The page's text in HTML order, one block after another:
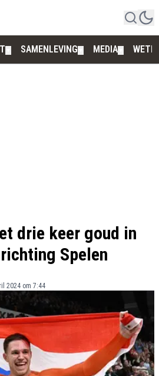
SAMENLEVING MEDIA
drie keer goud in
Spelen
2024 om 7:44